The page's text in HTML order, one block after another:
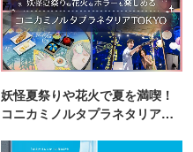
妖怪夏祭りや花火で夏を満喫！
コニカミノルタプラネタリア